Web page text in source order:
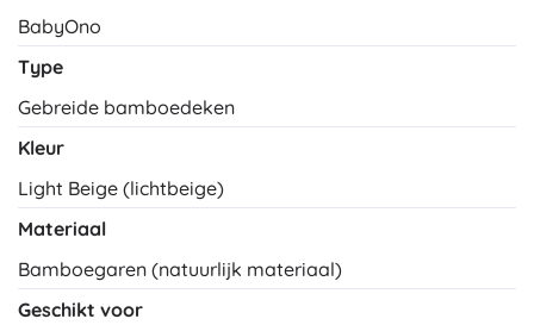
BabyOno
Type
Gebreide bamboedeken
Kleur
Light Beige (lichtbeige)
Materiaal
Bamboegaren (natuurlijk materiaal)
Geschikt voor